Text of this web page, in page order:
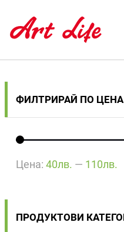
ФИЛТРИРАЙ ПО ЦЕНА
Цена: 40лв. — 110лв.
ПРОДУКТОВИ